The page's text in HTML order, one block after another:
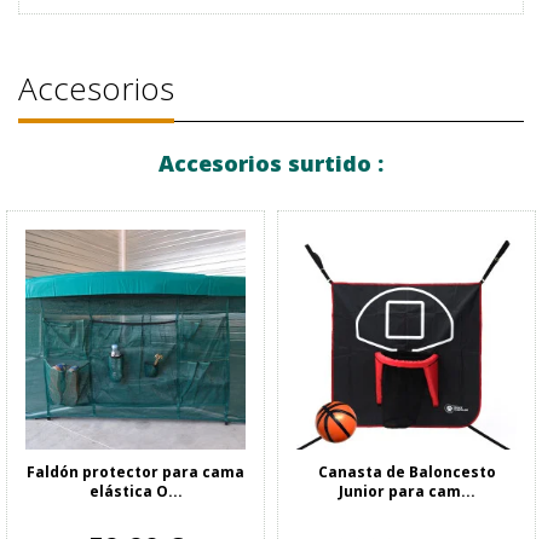
Accesorios
Accesorios surtido :
Faldón protector para cama
elástica O...
Canasta de Baloncesto
Junior para cam...